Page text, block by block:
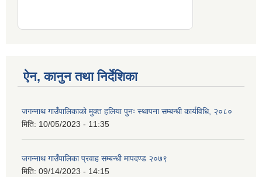
ऐन, कानुन तथा निर्देशिका
जगन्नाथ गाउँपालिकाको मुक्त हलिया पुनः स्थापना सम्बन्धी कार्यविधि, २०८०
मिति: 10/05/2023 - 11:35
जगन्नाथ गाउँपालिका प्रवाह सम्बन्धी मापदण्ड २०७९
मिति: 09/14/2023 - 14:15